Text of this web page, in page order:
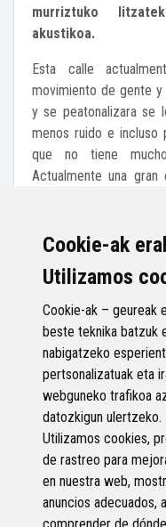
Cookie-ak
Utilizamos
Cookie-ak – geureak
beste teknika batzuk
nabigatzeko
pertsonalizatuak eta
webguneko trafikoa
datozkigun ulertzeko.
Utilizamos cookies,
de rastreo para
en nuestra web,
anuncios adecuados,
murriztuko
akustikoa.
Esta calle
movimiento de gente
y se peatonalizara se
menos ruido e incluso
que no tiene
Actualmente una
Aguirre. Como
considerable la
tiene.
image.jpg (2,3 MB)
13 Apoyos